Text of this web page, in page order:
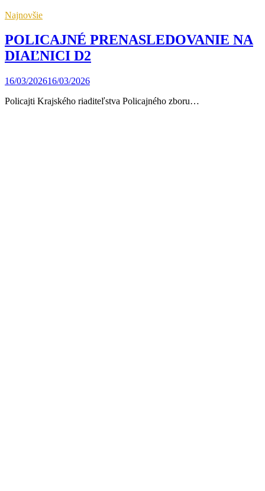
Najnovšie
POLICAJNÉ PRENASLEDOVANIE NA
DIAĽNICI D2
16/03/202616/03/2026
Policajti Krajského riaditeľstva Policajného zboru…